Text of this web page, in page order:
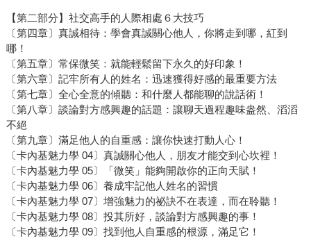
【第二部分】社交高手的人際相處６大技巧
〔第四章〕真誠相待：學會真誠關心他人，你將走到哪，紅到
哪！
〔第五章〕常保微笑：就能輕鬆留下永久的好印象！
〔第六章〕記牢所有人的姓名：迅速獲得好感的最重要方法
〔第七章〕全心全意的傾聽：和什麼人都能聊的說話術！
〔第八章〕談論對方感興趣的話題：讓聊天過程趣味盎然、滔滔
不絕
〔第九章〕滿足他人的自重感：讓你快速打動人心！
〔卡內基魅力學 04〕真誠關心他人，朋友才能交到心坎裡！
〔卡內基魅力學 05〕「微笑」能夠開啟你的正向天賦！
〔卡內基魅力學 06〕養成牢記他人姓名的習慣
〔卡內基魅力學 07〕增強魅力的祕訣不在表達，而在聆聽！
〔卡內基魅力學 08〕投其所好，談論對方感興趣的事！
〔卡內基魅力學 09〕找到他人自重感的根源，滿足它！